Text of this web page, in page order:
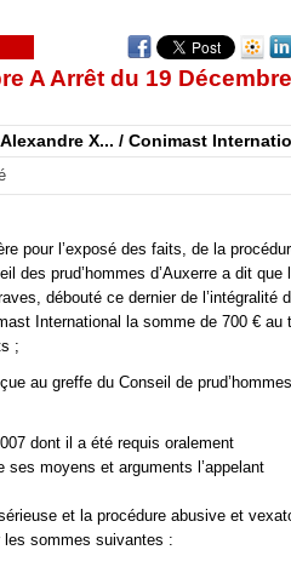
A Arrêt du 19 Décembre
Alexandre X... / Conimast
pour l’exposé des faits, de la
des prud’hommes d’Auxerre a dit que
débouté ce dernier de l’intégralité
International la somme de 700 € au
;
au greffe du Conseil de prud’hommes
dont il a été requis oralement
ses moyens et arguments l’appelant
et la procédure abusive et
les sommes suivantes :